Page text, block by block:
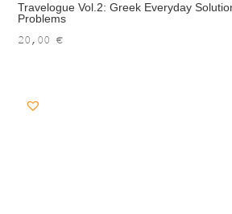
Travelogue Vol.2: Greek Everyday
Problems
20,00€